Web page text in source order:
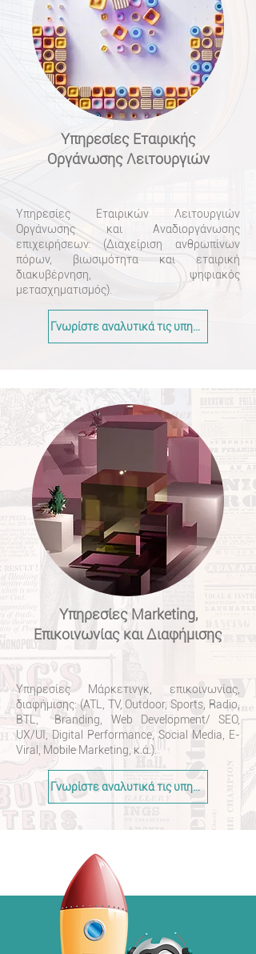
Υπηρεσίες Εταιρικής
Οργάνωσης Λειτουργιών
Υπηρεσίες Εταιρικών Λειτουργιών
Οργάνωσης και Αναδιοργάνωσης
επιχειρήσεων: (Διαχείριση ανθρωπίνων
πόρων, βιωσιμότητα και εταιρική
διακυβέρνηση, ψηφιακός
μετασχηματισμός).
Γνωρίστε αναλυτικά τις υπηρεσίες >
Υπηρεσίες Marketing,
Επικοινωνίας και Διαφήμισης
Υπηρεσίες Μάρκετινγκ, επικοινωνίας,
διαφήμισης: (ATL, TV, Outdoor, Sports, Radio,
BTL, Branding, Web Development/ SEO,
UX/UI, Digital Performance, Social Media, E-
Viral, Mobile Marketing, κ.ά.).
Γνωρίστε αναλυτικά τις υπηρεσίες >